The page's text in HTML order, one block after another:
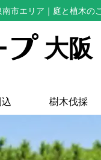
市エリア ｜庭と植木の
大阪
樹木伐採